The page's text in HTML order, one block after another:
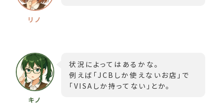
状況によってはあるかな。
例えば「JCBしか使えないお店」で
「VISAしか持ってない」とか。